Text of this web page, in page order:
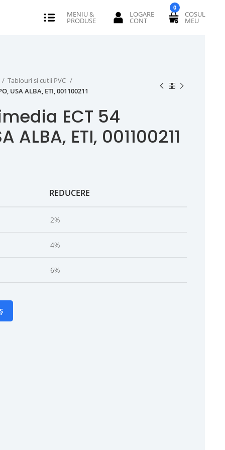
0
Tablouri si cutii PVC
USA ALBA, ETI, 001100211
ECT 54
ALBA, ETI, 001100211
REDUCERE
2%
4%
6%